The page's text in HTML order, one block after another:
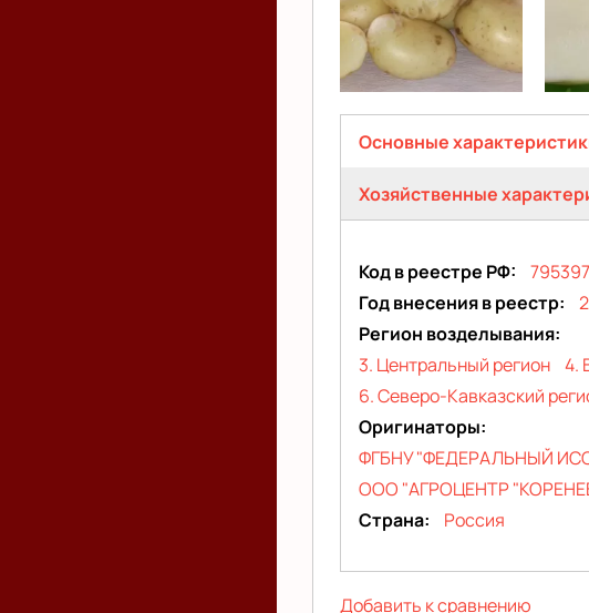
Флагман
Основные
вкладка)
Хозяйственные
Код в реестре РФ
Год внесения в реестр
Регион возделывания
3. Центральный регион 4.
6. Северо-Кавказский
Оригинаторы
ФГБНУ "ФЕДЕРАЛЬНЫЙ
ООО "АГРОЦЕНТР
Страна
Россия
Добавить к сравнению